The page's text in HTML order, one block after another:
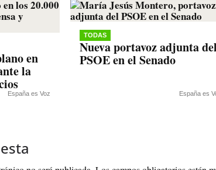
en
la
España es Voz
TODAS
Nueva portavoz adjunta del
PSOE en el Senado
España es